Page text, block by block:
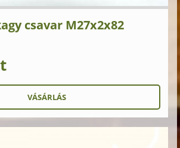
csavar M27x2x82